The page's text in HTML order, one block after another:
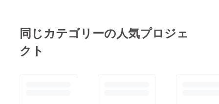
す。ジャンピン
PROFILE アドバンス
同じカテゴリーの人気プロジェ
クト